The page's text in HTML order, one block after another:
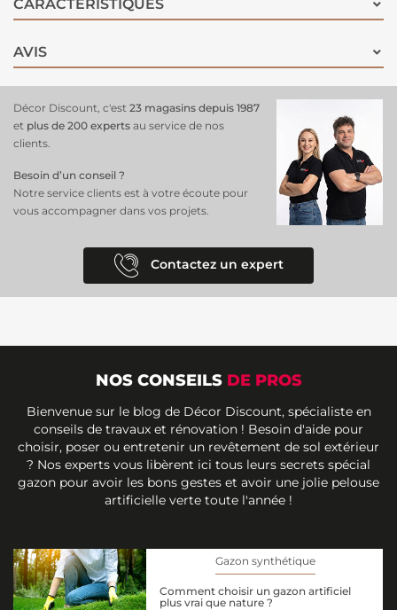
pour donner un coup de frais à votre extérieur !
CARACTÉRISTIQUES
AVIS
Décor Discount, c'est 23 magasins depuis 1987
et plus de 200 experts au service de nos
clients.
Besoin d’un conseil ?
Notre service clients est à votre écoute pour
vous accompagner dans vos projets.
Contactez un expert
NOS CONSEILS DE PROS
Bienvenue sur le blog de Décor Discount, spécialiste en
conseils de travaux et rénovation ! Besoin d'aide pour
choisir, poser ou entretenir un revêtement de sol extérieur
? Nos experts vous libèrent ici tous leurs secrets spécial
gazon pour avoir les bons gestes et avoir une jolie pelouse
artificielle verte toute l'année !
Gazon synthétique
Comment choisir un gazon artificiel
plus vrai que nature ?